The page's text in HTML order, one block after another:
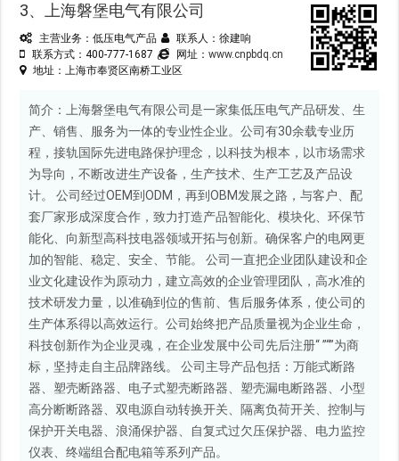
3、上海磐堡电气有限公司
主营业务：低压电气产品
联系人：徐建响
联系方式：400-777-1687
网址：www.cnpbdq.cn
地址：上海市奉贤区南桥工业区
简介：上海磐堡电气有限公司是一家集低压电气产品研发、生
产、销售、服务为一体的专业性企业。公司有30余载专业历
程，接轨国际先进电路保护理念，以科技为根本，以市场需求
为导向，不断改进生产设备，生产技术、生产工艺及产品设
计。 公司经过OEM到ODM，再到OBM发展之路，与客户、配
套厂家形成深度合作，致力打造产品智能化、模块化、环保节
能化、向新型高科技电器领域开拓与创新。确保客户的电网更
加的智能、稳定、安全、节能。 公司一直把企业团队建设和企
业文化建设作为原动力，建立高效的企业管理团队，高水准的
技术研发力量，以准确到位的售前、售后服务体系，使公司的
生产体系得以高效运行。公司始终把产品质量视为企业生命，
科技创新作为企业灵魂，在企业发展中公司先后注册“ ”“”为商
标，坚持走自主品牌路线。 公司主导产品包括：万能式断路
器、塑壳断路器、电子式塑壳断路器、塑壳漏电断路器、小型
高分断断路器、双电源自动转换开关、隔离负荷开关、控制与
保护开关电器、浪涌保护器、自复式过欠压保护器、电力监控
仪表、终端组合配电箱等系列产品。